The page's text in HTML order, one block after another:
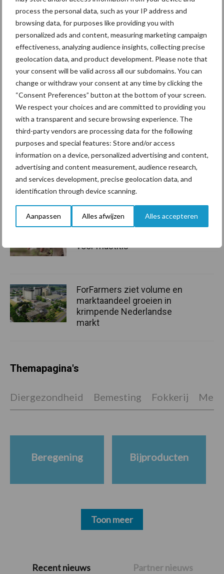
process the personal data, such as your IP address and
browsing data, for purposes like providing you with
personalized ads and content, measuring marketing campaign
effectiveness, analyzing audience insights, collecting precise
geolocation data, and product development. Please note that
your consent will be valid across all our subdomains. You can
change or withdraw your consent at any time by clicking the
“Consent Preferences” button at the bottom of your screen.
We respect your choices and are committed to providing you
with a transparent and secure browsing experience. The
third-party vendors are processing data for the following
purposes and special features: Store and/or access
information on a device, personalized advertising and content,
advertising and content measurement, audience research,
and services development, precise geolocation data, and
identification through device scanning.
Aanpassen Alles afwijzen Alles accepteren
niet tot een betere benutting van stikstof en fosfor.
De Koeien & Kansen-bedrijven laten met de resultaten van 2016
zien dat een verbetering van de benutting van stikstof en fosfaat
mogelijk is door het verhogen van de melkproductie, minder
jongvee en evenwichtige inzet van voedermiddelen met hoge
energiewaarde en beperkte hoeveelheid stikstof en fosfor.
Bron: Koeien & Kansen
PrimaireRecent nieuws Partner nieuws
Aanbevolen voor jou!
Grondstoffenmarkt blijft
grillig: droogte en
geopolitiek houden handel
in de greep
De speenhuid: een vaak
voor mastitis
ForFarmers ziet volume en
marktaandeel groeien in
krimpende Nederlandse
markt
Themapagina's
Diergezondheid Bemesting Fokkerij
Beregening Bijproducten
Toon meer